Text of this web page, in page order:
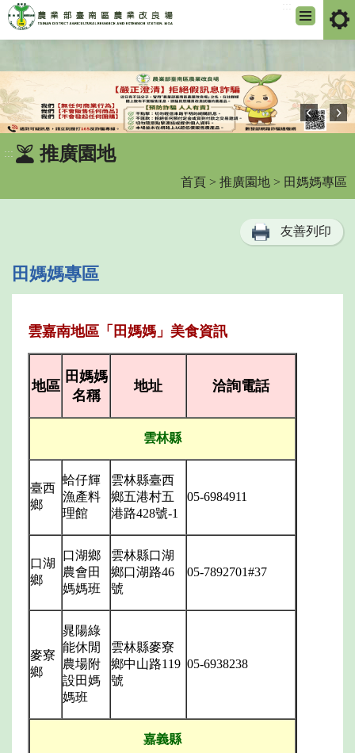
要
內
容
區
::: 推廣園地
首頁 > 推廣園地 > 田媽媽專區
友善列印
田媽媽專區
雲嘉南地區「田媽媽」美食資訊
地區
田媽媽
名稱
地址 洽詢電話
雲林縣
臺西
鄉
蛤仔輝
漁產料
理館
雲林縣臺西
鄉五港村五
港路428號-1
05-6984911
口湖
鄉
口湖鄉
農會田
媽媽班
雲林縣口湖
鄉口湖路46
號
05-7892701#37
麥寮
鄉
晁陽綠
能休閒
農場附
設田媽
媽班
雲林縣麥寮
鄉中山路119
號
05-6938238
嘉義縣